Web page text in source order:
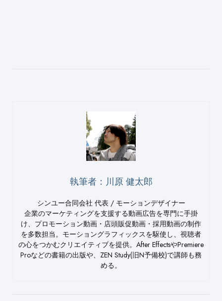
執筆者：川原 健太郎
シンユー合同会社 代表 / モーションデザイナー
企業のマーケティングを支援する動画広告を専門に手掛
け、プロモーション動画・店頭販促動画・採用動画の制作
を多数担当。モーショングラフィックスを駆使し、視聴者
の心をつかむクリエイティブを提供。After EffectsやPremiere
Proなどの書籍の出版や、ZEN Study(旧N予備校)で講師も務
める。